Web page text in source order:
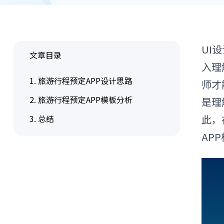
UI
入
师
是
此
APP
文章目录
1. 旅游行程预定APP设计思路
2. 旅游行程预定APP模板分析
3. 总结